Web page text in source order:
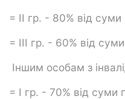
= II гр. - 80% від
= III гр. - 60% від
Іншим особам з
= I гр. - 70% від суми